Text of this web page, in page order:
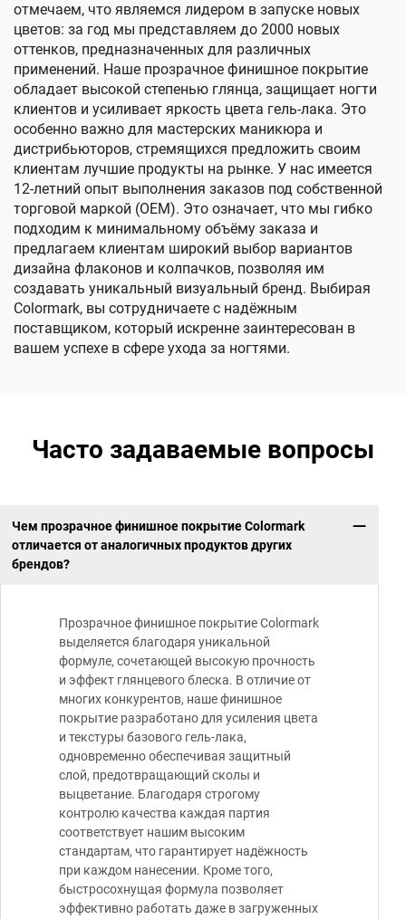
отмечаем, что являемся лидером в запуске новых
цветов: за год мы представляем до 2000 новых
оттенков, предназначенных для различных
применений. Наше прозрачное финишное покрытие
обладает высокой степенью глянца, защищает ногти
клиентов и усиливает яркость цвета гель-лака. Это
особенно важно для мастерских маникюра и
дистрибьюторов, стремящихся предложить своим
клиентам лучшие продукты на рынке. У нас имеется
12-летний опыт выполнения заказов под собственной
торговой маркой (OEM). Это означает, что мы гибко
подходим к минимальному объёму заказа и
предлагаем клиентам широкий выбор вариантов
дизайна флаконов и колпачков, позволяя им
создавать уникальный визуальный бренд. Выбирая
Colormark, вы сотрудничаете с надёжным
поставщиком, который искренне заинтересован в
вашем успехе в сфере ухода за ногтями.
Часто задаваемые вопросы
Чем прозрачное финишное покрытие Colormark
отличается от аналогичных продуктов других
брендов?
Прозрачное финишное покрытие Colormark
выделяется благодаря уникальной
формуле, сочетающей высокую прочность
и эффект глянцевого блеска. В отличие от
многих конкурентов, наше финишное
покрытие разработано для усиления цвета
и текстуры базового гель-лака,
одновременно обеспечивая защитный
слой, предотвращающий сколы и
выцветание. Благодаря строгому
контролю качества каждая партия
соответствует нашим высоким
стандартам, что гарантирует надёжность
при каждом нанесении. Кроме того,
быстросохнущая формула позволяет
эффективно работать даже в загруженных